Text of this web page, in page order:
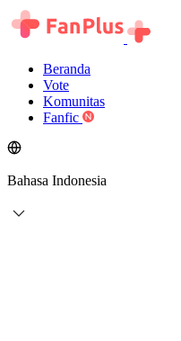
Beranda
Vote
Komunitas
Fanfic
Bahasa Indonesia